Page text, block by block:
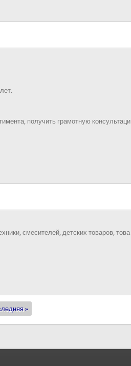
получить грамотную консультаци
смесителей, детских товаров, това
»